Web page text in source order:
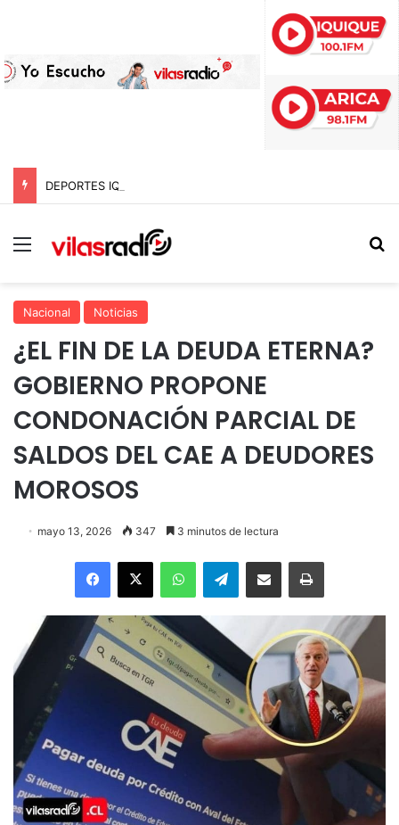
Menú
Nacional Noticias
¿EL FIN DE LA DEUDA ETERNA?
GOBIERNO PROPONE
CONDONACIÓN PARCIAL DE
SALDOS DEL CAE A DEUDORES
MOROSOS
mayo 13, 2026 347 3 minutos de lectura
Facebook
X WhatsAppTelegramEnviar vía email Imprimir